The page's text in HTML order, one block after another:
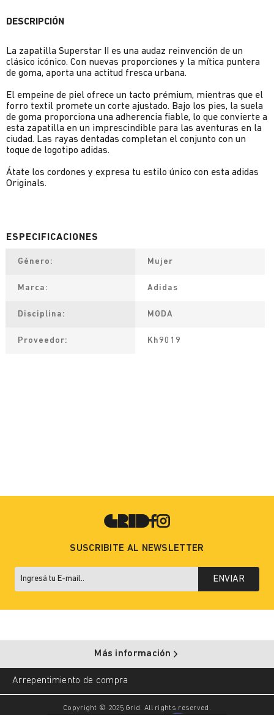
DESCRIPCIÓN
La zapatilla Superstar II es una audaz reinvención de un
clásico icónico. Con nuevas proporciones y la mítica puntera
de goma, aporta una actitud fresca urbana.
El empeine de piel ofrece un tacto prémium, mientras que el
forro textil promete un corte ajustado. Bajo los pies, la suela
de goma proporciona una adherencia fiable, lo que convierte a
esta zapatilla en un imprescindible para las aventuras en la
ciudad. Las rayas dentadas completan el conjunto con un
toque de logotipo adidas.
Átate los cordones y expresa tu estilo único con esta adidas
Originals.
Género Mujer
Marca Adidas
Disciplina MODA
Proveedor Kh9019
SUSCRIBITE AL NEWSLETTER
ENVIAR
Más información
Arrepentimiento de compra
Copyright © 2025 Grid. All rights reserved.